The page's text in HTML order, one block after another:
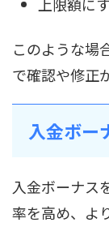
このような場
で確認や修正
入金ボー
入金ボーナス
率を高め、よ